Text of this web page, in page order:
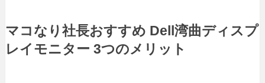
マコなり社長おすすめ Dell湾曲ディスプ
レイモニター 3つのメリット